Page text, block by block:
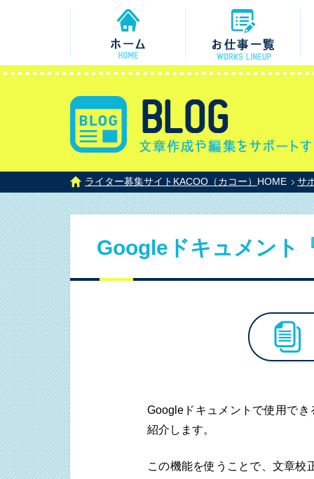
ライター募集サイトKACOO（カコー） HOME サ
Googleドキュメント
Googleドキュメントで使用で
紹介します。
この機能を使うことで、文章校